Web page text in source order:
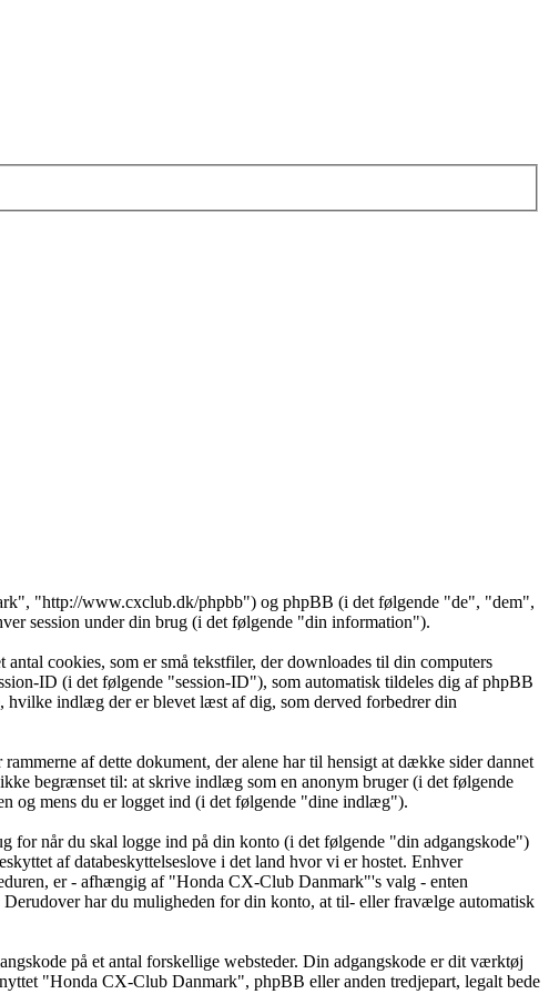
"http://www.cxclub.dk/phpbb") og phpBB (i det følgende "de", "dem",
session under din brug (i det følgende "din information").
cookies, som er små tekstfiler, der downloades til din computers
ID (i det følgende "session-ID"), som automatisk tildeles dig af phpBB
indlæg der er blevet læst af dig, som derved forbedrer din
af dette dokument, der alene har til hensigt at dække sider dannet
begrænset til: at skrive indlæg som en anonym bruger (i det følgende
og mens du er logget ind (i det følgende "dine indlæg").
når du skal logge ind på din konto (i det følgende "din adgangskode")
af databeskyttelseslove i det land hvor vi er hostet. Enhver
er - afhængig af "Honda CX-Club Danmark"'s valg - enten
har du muligheden for din konto, at til- eller fravælge automatisk
på et antal forskellige websteder. Din adgangskode er dit værktøj
"Honda CX-Club Danmark", phpBB eller anden tredjepart, legalt bede